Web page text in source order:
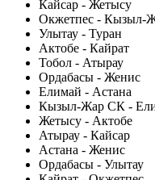
Кайсар - Жетысу
Окжетпес - Кызыл-
Улытау - Туран
Актобе - Кайрат
Тобол - Атырау
Ордабасы - Женис
Елимай - Астана
Кызыл-Жар СК -
Жетысу - Актобе
Атырау - Кайсар
Астана - Женис
Ордабасы - Улытау